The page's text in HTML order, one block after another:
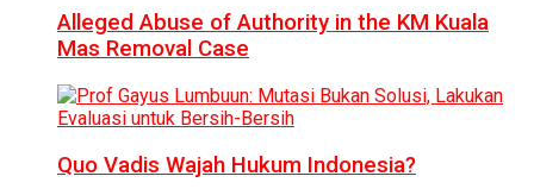
Alleged Abuse of Authority in the KM Kuala
Mas Removal Case
Quo Vadis Wajah Hukum Indonesia?